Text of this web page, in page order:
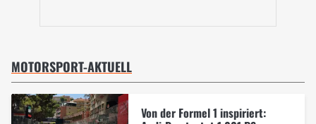
MOTORSPORT-AKTUELL
Von der Formel 1 inspiriert: